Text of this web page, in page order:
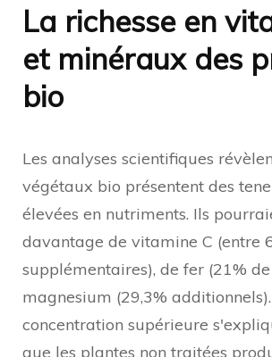
La richesse en
et minéraux des
bio
Les analyses scientifiques
végétaux bio présentent des
élevées en nutriments. Ils
davantage de vitamine C (entre
supplémentaires), de fer (21%
magnesium (29,3%
concentration supérieure
que les plantes non traitées